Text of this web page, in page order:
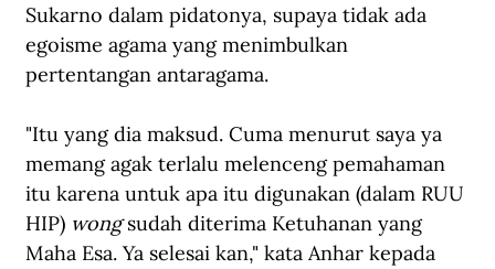
Sukarno dalam pidatonya, supaya tidak ada
egoisme agama yang menimbulkan
pertentangan antaragama.
"Itu yang dia maksud. Cuma menurut saya ya
memang agak terlalu melenceng pemahaman
itu karena untuk apa itu digunakan (dalam RUU
HIP) wong sudah diterima Ketuhanan yang
Maha Esa. Ya selesai kan," kata Anhar kepada